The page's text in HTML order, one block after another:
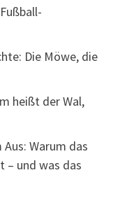
Die Möwe, die
heißt der Wal,
Warum das
– und was das